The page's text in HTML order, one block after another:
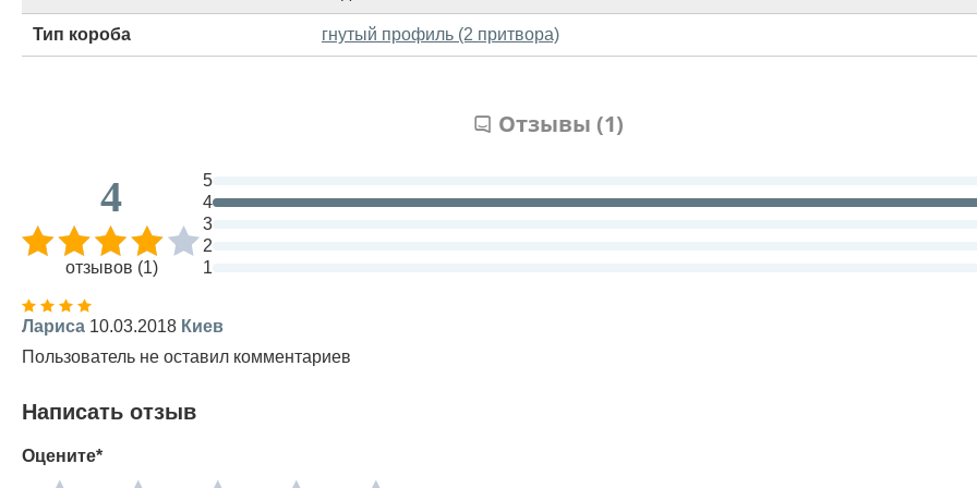
Тип короба гнутый профиль (2 притвора)
Отзывы (1)
4
отзывов (1)
5
4
3
2
1
Лариса 10.03.2018 Киев
Пользователь не оставил комментариев
Написать отзыв
Оцените*